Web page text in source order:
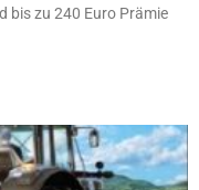
bis zu 240 Euro Prämie